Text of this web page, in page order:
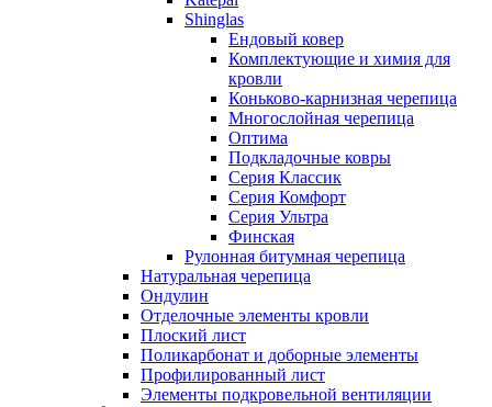
Shinglas
Ендовый ковер
Комплектующие и химия для
кровли
Коньково-карнизная черепица
Многослойная черепица
Оптима
Подкладочные ковры
Серия Классик
Серия Комфорт
Серия Ультра
Финская
Рулонная битумная черепица
Натуральная черепица
Ондулин
Отделочные элементы кровли
Плоский лист
Поликарбонат и доборные элементы
Профилированный лист
Элементы подкровельной вентиляции